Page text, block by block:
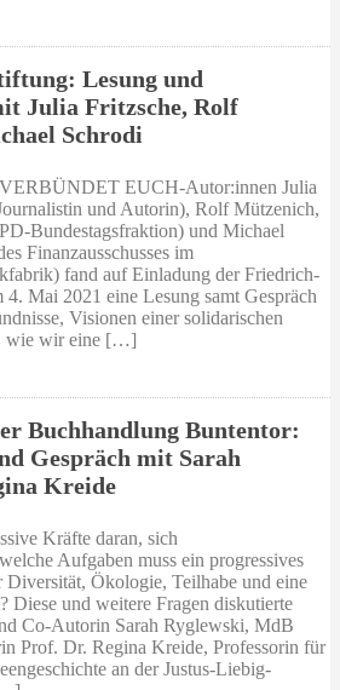
Lesung und
Julia Fritzsche, Rolf
Schrodi
VERBÜNDET EUCH-Autor:innen Julia
und Autorin), Rolf Mützenich,
Bundestagsfraktion) und Michael
Finanzausschusses im
fand auf Einladung der Friedrich-
Mai 2021 eine Lesung samt Gespräch
Visionen einer solidarischen
wie wir eine […]
Buchhandlung Buntentor:
Gespräch mit Sarah
Kreide
Kräfte daran, sich
Aufgaben muss ein progressives
Diversität, Ökologie, Teilhabe und eine
Diese und weitere Fragen diskutierte
Co-Autorin Sarah Ryglewski, MdB
Prof. Dr. Regina Kreide, Professorin für
an der Justus-Liebig-